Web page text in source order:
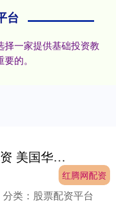
台
择一家提供基础投资教
的。
红腾网配资 美国华盛顿州山火演变为城市大火，天空烧成血红色，1/4人口撤离，失踪人数数量不明
红腾网配资
分类： 股票配资平台